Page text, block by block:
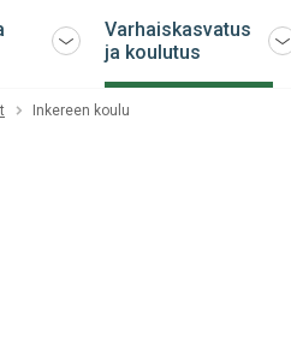
Avaa
sulje
Varhaiskasvatus
ja koulutus
Inkereen koulu